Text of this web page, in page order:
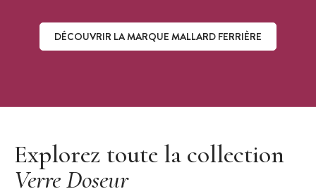
DÉCOUVRIR LA MARQUE MALLARD FERRIÈRE
Explorez toute la collection
Verre Doseur